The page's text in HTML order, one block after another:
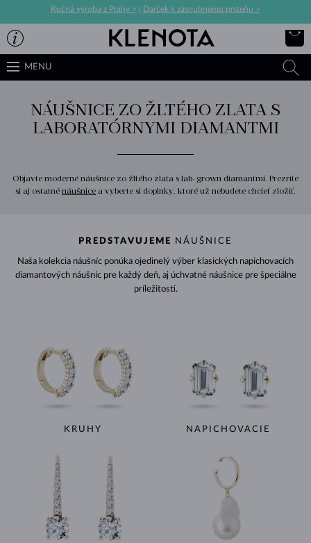
Ručná výroba z Prahy > Darček k zásnubnému prsteňu >
MENU
NÁUŠNICE ZO ŽLTÉHO ZLATA S
LABORATÓRNYMI DIAMANTMI
Objavte moderné náušnice zo žltého zlata s lab-grown diamantmi. Prezrite
si aj ostatné náušnice a vyberte si doplnky, ktoré už nebudete chcieť zložiť.
PREDSTAVUJEME NÁUŠNICE
Naša kolekcia náušníc ponúka ojedinelý výber klasických napichovacích
diamantových náušníc pre každý deň, aj úchvatné náušnice pre špeciálne
príležitosti.
KRUHY NAPICHOVACIE